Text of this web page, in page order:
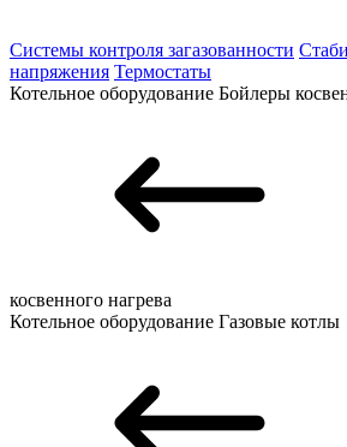
Системы контроля загазованности
напряжения Термостаты
Котельное оборудование Бойлеры
косвенного нагрева
Котельное оборудование Газовые котлы